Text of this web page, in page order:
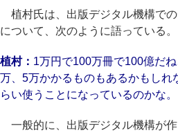
植村氏は、出版デジタル機構で
について、次のように語っている。
植村： 1万円で100万冊で100億だ
万、5万かかるものもあるかもしれ
らい使うことになっているのかな。
一般的に、出版デジタル機構が